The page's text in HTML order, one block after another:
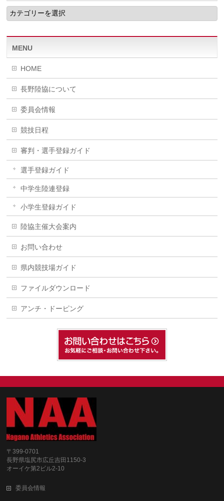
CATEGORY
MENU
HOME
長野陸協について
委員会情報
競技日程
審判・選手登録ガイド
選手登録ガイド
中学生陸連登録
小学生登録ガイド
陸協主催大会案内
お問い合わせ
県内競技場ガイド
ファイルダウンロード
アンチ・ドーピング
〒399-0701
長野県塩尻市広丘吉田1150-3
オーイケ第2ビル2-10
委員会情報